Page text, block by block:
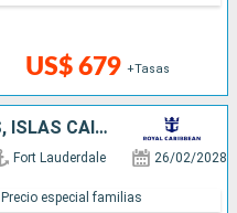
US$ 679 +Tasas
ESTADOS UNIDOS, BAHAMAS, ISLAS CAIMÁN, JAMAICA, MÉXICO
Fort Lauderdale 26/02/2028
Precio especial familias